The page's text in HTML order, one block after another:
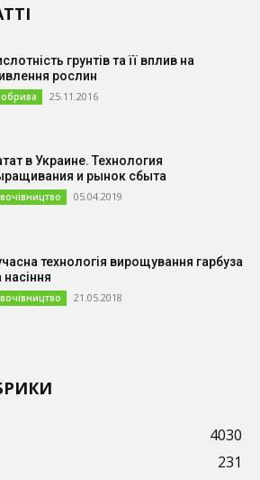
грунтів та її вплив на
рослин
25.11.2016
в Украине. Технология
и рынок сбыта
05.04.2019
технологія вирощування гарбуза
насіння
21.05.2018
4030
231